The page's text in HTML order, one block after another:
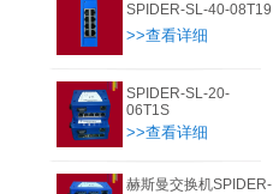
SPIDER-SL-40-08T19
>>查看详细
SPIDER-SL-20-
06T1S
>>查看详细
赫斯曼交换机SPIDER-